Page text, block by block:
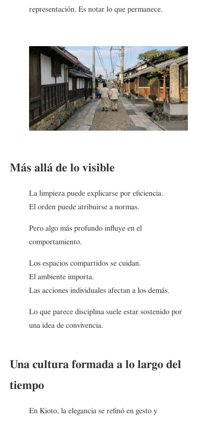
representación. Es notar lo que permanece.
Más allá de lo visible
La limpieza puede explicarse por eficiencia.
El orden puede atribuirse a normas.
Pero algo más profundo influye en el
comportamiento.
Los espacios compartidos se cuidan.
El ambiente importa.
Las acciones individuales afectan a los demás.
Lo que parece disciplina suele estar sostenido por
una idea de convivencia.
Una cultura formada a lo largo del
tiempo
En Kioto, la elegancia se refinó en gesto y